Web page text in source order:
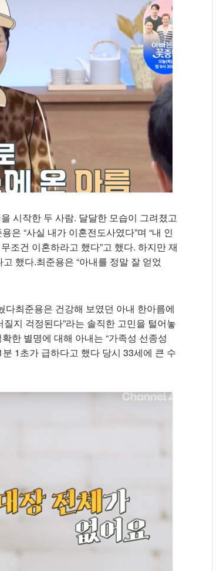
시작한 두 사람. 달달한 모습이 그려졌고
은 “사실 내가 이혼전도사였다”며 “내 인
조건 이혼하라고 했다”고 했다. 하지만 재
했다.최준용은 “아내를 정말 잘 얻었
다최준용은 건강해 보였던 아내 한아름에
지 걱정된다”라는 솔직한 고민을 털어놓
한 별명에 대해 아내는 “가족성 선종성
1초가 급하다고 했다 당시 33세에 큰 수